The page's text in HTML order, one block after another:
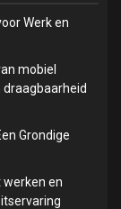
Werk en
mobiel
Grondige
en